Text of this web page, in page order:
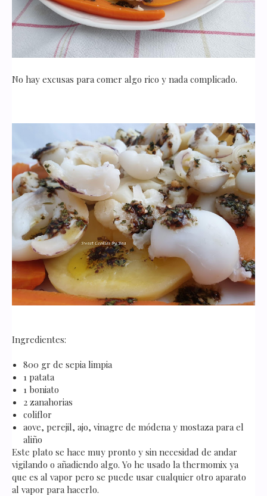
No hay excusas para comer algo rico y nada complicado.
Ingredientes:
800 gr de sepia limpia
1 patata
1 boniato
2 zanahorias
coliflor
aove, perejil, ajo, vinagre de módena y mostaza para el
aliño
Este plato se hace muy pronto y sin necesidad de andar
vigilando o añadiendo algo. Yo he usado la thermomix ya
que es al vapor pero se puede usar cualquier otro aparato
al vapor para hacerlo.